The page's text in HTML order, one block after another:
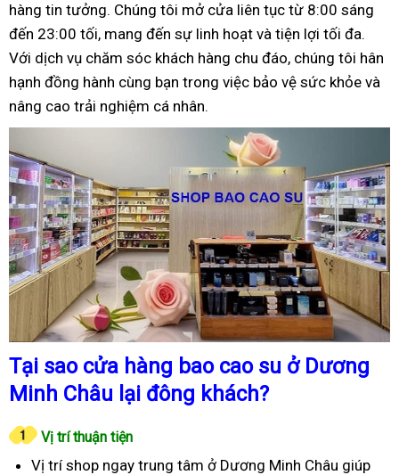
hàng tin tưởng. Chúng tôi mở cửa liên tục từ 8:00 sáng
đến 23:00 tối, mang đến sự linh hoạt và tiện lợi tối đa.
Với dịch vụ chăm sóc khách hàng chu đáo, chúng tôi hân
hạnh đồng hành cùng bạn trong việc bảo vệ sức khỏe và
nâng cao trải nghiệm cá nhân.
Tại sao cửa hàng bao cao su ở Dương
Minh Châu lại đông khách?
Vị trí thuận tiện
Vị trí shop ngay trung tâm ở Dương Minh Châu giúp